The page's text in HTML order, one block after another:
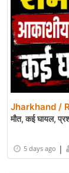
Jharkhand /
मौत, कई घायल,
5 days ago |